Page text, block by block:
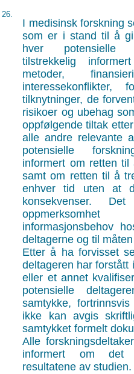
26.
I medisinsk forskning
som er i stand til å
hver potensielle
tilstrekkelig
metoder,
interessekonflikter,
tilknytninger, de
risikoer og ubehag
oppfølgende tiltak
alle andre relevante
potensielle
informert om retten
samt om retten til å
enhver tid uten at
konsekvenser.
informasjonsbehov
deltagerne og til
Etter å ha forvisset
deltageren har forstått
eller et annet
potensielle
samtykke,
ikke kan avgis
samtykket formelt
Alle
informert om det
resultatene av studien.